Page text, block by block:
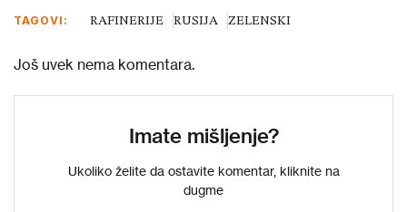
TAGOVI: RAFINERIJE RUSIJA ZELENSKI
Još uvek nema komentara.
Imate mišljenje?
Ukoliko želite da ostavite komentar, kliknite na
dugme